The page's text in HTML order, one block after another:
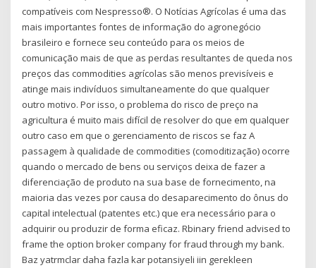
compatíveis com Nespresso®. O Notícias Agrícolas é uma das
mais importantes fontes de informação do agronegócio
brasileiro e fornece seu conteúdo para os meios de
comunicação mais de que as perdas resultantes de queda nos
preços das commodities agrícolas são menos previsíveis e
atinge mais indivíduos simultaneamente do que qualquer
outro motivo. Por isso, o problema do risco de preço na
agricultura é muito mais difícil de resolver do que em qualquer
outro caso em que o gerenciamento de riscos se faz A
passagem à qualidade de commodities (comoditização) ocorre
quando o mercado de bens ou serviços deixa de fazer a
diferenciação de produto na sua base de fornecimento, na
maioria das vezes por causa do desaparecimento do ônus do
capital intelectual (patentes etc.) que era necessário para o
adquirir ou produzir de forma eficaz. Rbinary friend advised to
frame the option broker company for fraud through my bank.
Baz yatrmclar daha fazla kar potansiyeli iin gerekleen